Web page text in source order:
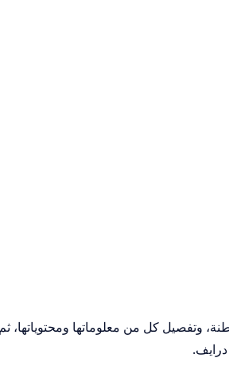
وتفصيل كل من معلوماتها ومحتوياتها،